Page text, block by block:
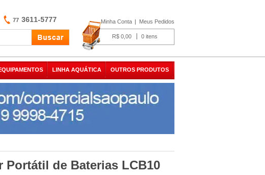
77 3611-5777 Minha Conta Meus Pedidos
0
R$ 0,00
LINHA AQUÁTICA OUTROS PRODUTOS
Portátil de Baterias LCB10